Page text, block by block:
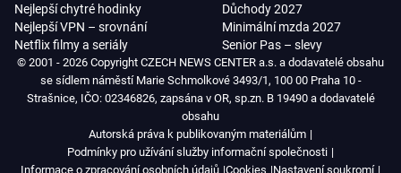
Nejlepší chytré hodinky
Nejlepší VPN – srovnání
Netflix filmy a seriály
Důchody 2027
Minimální mzda 2027
Senior Pas – slevy
© 2001 - 2026 Copyright CZECH NEWS CENTER a.s. a dodavatelé obsahu
se sídlem náměstí Marie Schmolkové 3493/1, 100 00 Praha 10 -
Strašnice, IČO: 02346826, zapsána v OR, sp.zn. B 19490 a dodavatelé
obsahu
Autorská práva k publikovaným materiálům
Podmínky pro užívání služby informační společnosti
Informace o zpracování osobních údajů Cookies Nastavení soukromí